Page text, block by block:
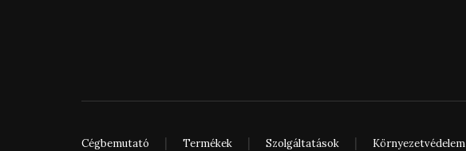
Cégbemutató Termékek Szolgáltatások Környezetvédelem